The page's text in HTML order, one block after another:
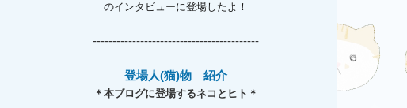
のインタビューに登場したよ！
------------------------------------------
登場人(猫)物 紹介
＊本ブログに登場するネコとヒト＊